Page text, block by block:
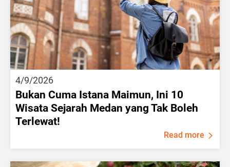
4/9/2026
Bukan Cuma Istana Maimun, Ini 10
Wisata Sejarah Medan yang Tak Boleh
Terlewat!
Read more